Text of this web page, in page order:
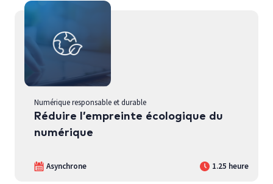
Numérique responsable et durable
Réduire l’empreinte écologique du
numérique
Asynchrone 1.25 heure